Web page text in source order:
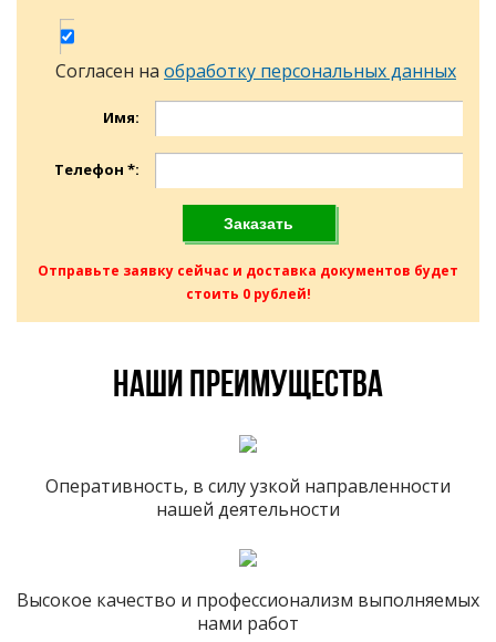
Согласен на обработку персональных данных
Имя:
Телефон *:
Отправьте заявку сейчас и доставка документов будет
стоить 0 рублей!
Наши преимущества
Оперативность, в силу узкой направленности
нашей деятельности
Высокое качество и профессионализм выполняемых
нами работ